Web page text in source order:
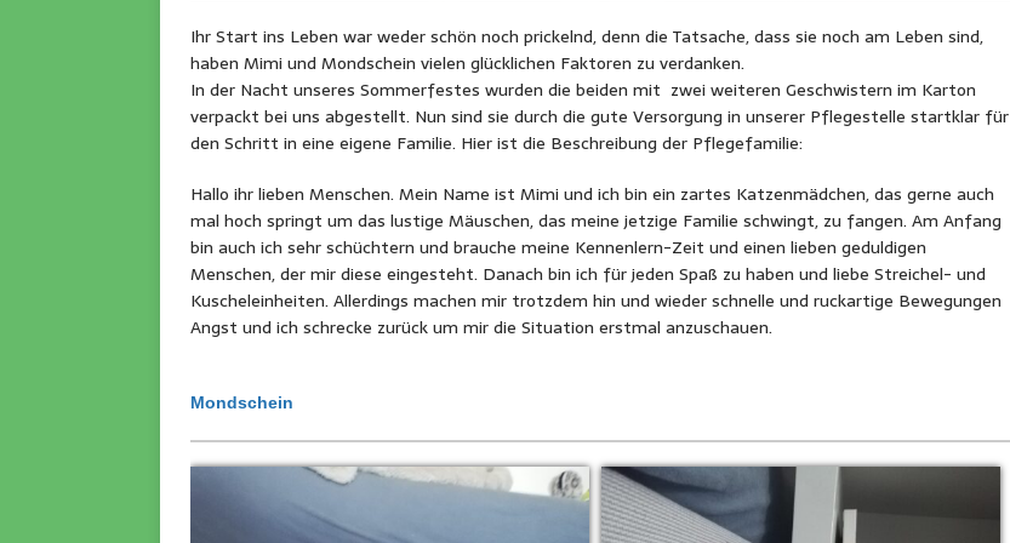
Ihr Start ins Leben war weder schön noch prickelnd, denn die Tatsache, dass sie noch am Leben sind,
haben Mimi und Mondschein vielen glücklichen Faktoren zu verdanken.
In der Nacht unseres Sommerfestes wurden die beiden mit zwei weiteren Geschwistern im Karton
verpackt bei uns abgestellt. Nun sind sie durch die gute Versorgung in unserer Pflegestelle startklar für
den Schritt in eine eigene Familie. Hier ist die Beschreibung der Pflegefamilie:
Hallo ihr lieben Menschen. Mein Name ist Mimi und ich bin ein zartes Katzenmädchen, das gerne auch
mal hoch springt um das lustige Mäuschen, das meine jetzige Familie schwingt, zu fangen. Am Anfang
bin auch ich sehr schüchtern und brauche meine Kennenlern-Zeit und einen lieben geduldigen
Menschen, der mir diese eingesteht. Danach bin ich für jeden Spaß zu haben und liebe Streichel- und
Kuscheleinheiten. Allerdings machen mir trotzdem hin und wieder schnelle und ruckartige Bewegungen
Angst und ich schrecke zurück um mir die Situation erstmal anzuschauen.
Mondschein